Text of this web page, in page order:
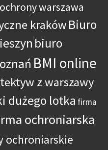
warszawa
krakówBiuro
biuro
BMI online
z warszawy
dużego lotka firma
ochroniarska
ochroniarskie